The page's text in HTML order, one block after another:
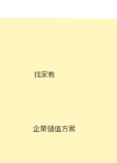
找家教
企業儲值方案